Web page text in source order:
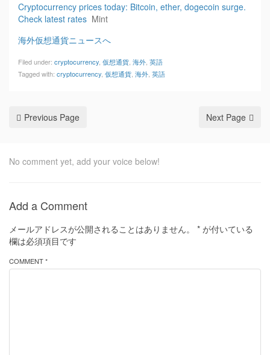
Cryptocurrency prices today: Bitcoin, ether, dogecoin surge.
Check latest rates Mint
海外仮想通貨ニュースへ
Filed under: cryptocurrency 仮想通貨 海外 英語
Tagged with: cryptocurrency 仮想通貨 海外 英語
Previous Page Next Page
No comment yet, add your voice below!
Add a Comment
メールアドレスが公開されることはありません。 * が付いている
欄は必須項目です
COMMENT *